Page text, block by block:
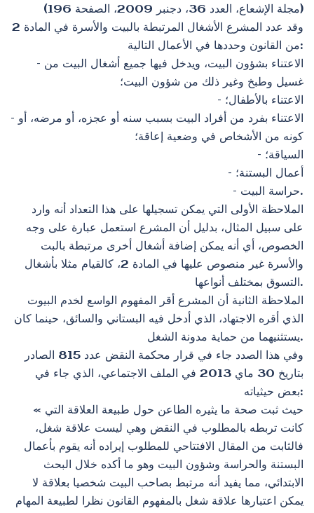
(مجلة الإشعاع، العدد 36، دجنبر 2009، الصفحة 196)
وقد عدد المشرع الأشغال المرتبطة بالبيت والأسرة في المادة 2
من القانون وحددها في الأعمال التالية:
– الاعتناء بشؤون البيت، ويدخل فيها جميع أشغال البيت من
غسيل وطبخ وغير ذلك من شؤون البيت؛
– الاعتناء بالأطفال؛
– الاعتناء بفرد من أفراد البيت بسبب سنه أو عجزه، أو مرضه، أو
كونه من الأشخاص في وضعية إعاقة؛
– السياقة؛
– أعمال البستنة؛
– حراسة البيت.
الملاحظة الأولى التي يمكن تسجيلها على هذا التعداد أنه وارد
على سبيل المثال، بدليل أن المشرع استعمل عبارة على وجه
الخصوص، أي أنه يمكن إضافة أشغال أخرى مرتبطة بالبت
والأسرة غير منصوص عليها في المادة 2، كالقيام مثلا بأشغال
التسوق بمختلف أنواعها.
الملاحظة الثانية أن المشرع أقر المفهوم الواسع لخدم البيوت
الذي أقره الاجتهاد، الذي أدخل فيه البستاني والسائق، حينما كان
يستثنيهما من حماية مدونة الشغل.
وفي هذا الصدد جاء في قرار محكمة النقض عدد 815 الصادر
بتاريخ 30 ماي 2013 في الملف الاجتماعي، الذي جاء في
بعض حيثياته:
« حيث ثبت صحة ما يثيره الطاعن حول طبيعة العلاقة التي
كانت تربطه بالمطلوب في النقض وهي ليست علاقة شغل،
فالثابت من المقال الافتتاحي للمطلوب إيراده أنه يقوم بأعمال
البستنة والحراسة وشؤون البيت وهو ما أكده خلال البحث
الابتدائي، مما يفيد أنه مرتبط بصاحب البيت شخصيا بعلاقة لا
يمكن اعتبارها علاقة شغل بالمفهوم القانون نظرا لطبيعة المهام